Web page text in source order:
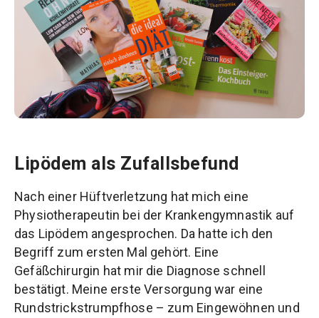
Lipödem als Zufallsbefund
Nach einer Hüftverletzung hat mich eine
Physiotherapeutin bei der Krankengymnastik auf
das Lipödem angesprochen. Da hatte ich den
Begriff zum ersten Mal gehört. Eine
Gefäßchirurgin hat mir die Diagnose schnell
bestätigt. Meine erste Versorgung war eine
Rundstrickstrumpfhose – zum Eingewöhnen und